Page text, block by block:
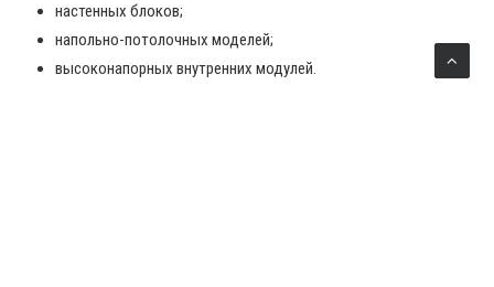
настенных блоков;
напольно-потолочных моделей;
высоконапорных внутренних модулей.